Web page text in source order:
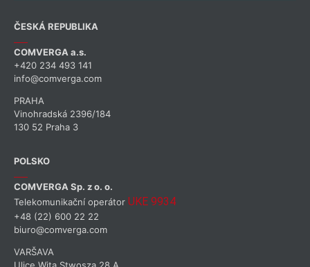
ČESKÁ REPUBLIKA
COMVERGA a.s.
+420 234 493 141
info@comverga.com
PRAHA
Vinohradská 2396/184
130 52 Praha 3
POLSKO
COMVERGA Sp. z o. o.
Telekomunikační operátor UKE 9934
+48 (22) 600 22 22
biuro@comverga.com
VARŠAVA